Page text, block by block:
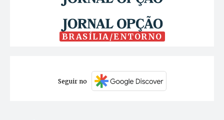
BRASÍLIA/ENTORNO
Seguir no